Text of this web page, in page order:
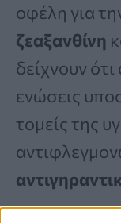
οφέλη για
ζεαξανθίνη
δείχνουν
ενώσεις
τομείς της